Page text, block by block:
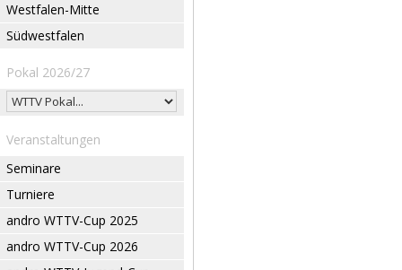
Westfalen-Mitte
Südwestfalen
Pokal 2026/27
Veranstaltungen
Seminare
Turniere
andro WTTV-Cup 2025
andro WTTV-Cup 2026